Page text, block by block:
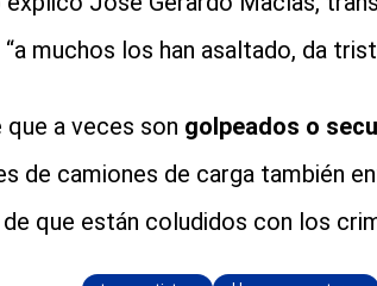
muchos los han asaltado, da
que a veces son golpeados o
de camiones de carga también
que están coludidos con los